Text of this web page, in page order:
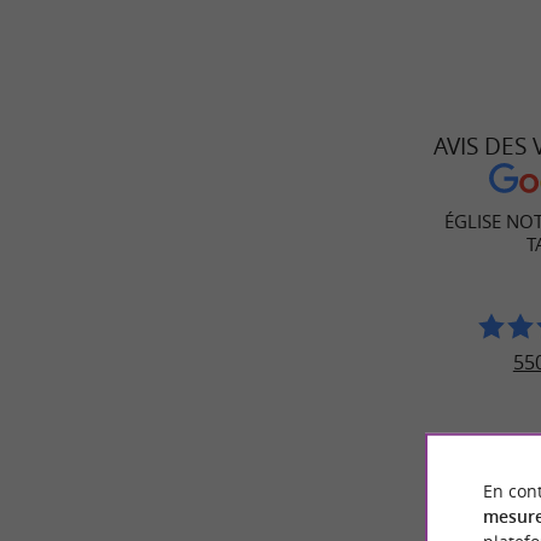
AVIS DES
ÉGLISE
En